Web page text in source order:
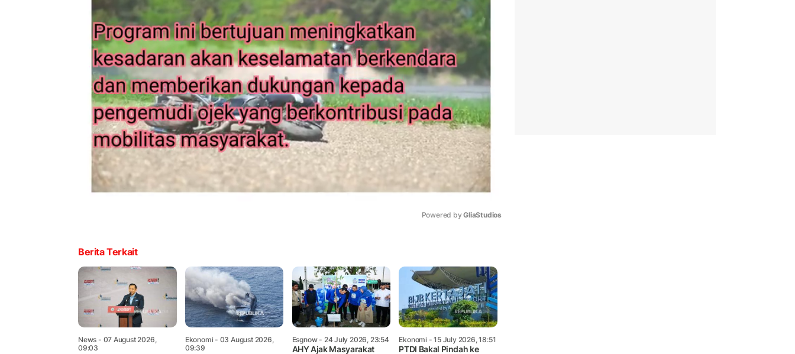
Powered by GliaStudios
Berita Terkait
News - 07 August 2026,
09:03
Ekonomi- 03 August 2026,
09:39
Esgnow- 24 July 2026, 23:54
AHY Ajak Masyarakat
Ekonomi- 15 July 2026, 18:51
PTDI Bakal Pindah ke